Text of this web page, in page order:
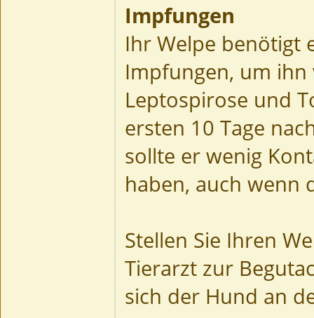
Impfungen
Ihr Welpe benötigt
Impfungen, um ihn
Leptospirose und
ersten 10 Tage
sollte er wenig
haben, auch wenn
Stellen Sie Ihren
Tierarzt zur
sich der Hund an